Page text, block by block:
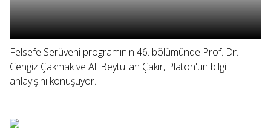
Felsefe Serüveni programının 46. bölümünde Prof. Dr.
Cengiz Çakmak ve Ali Beytullah Çakır, Platon'un bilgi
anlayışını konuşuyor.